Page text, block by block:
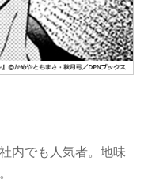
内でも人気者。地味